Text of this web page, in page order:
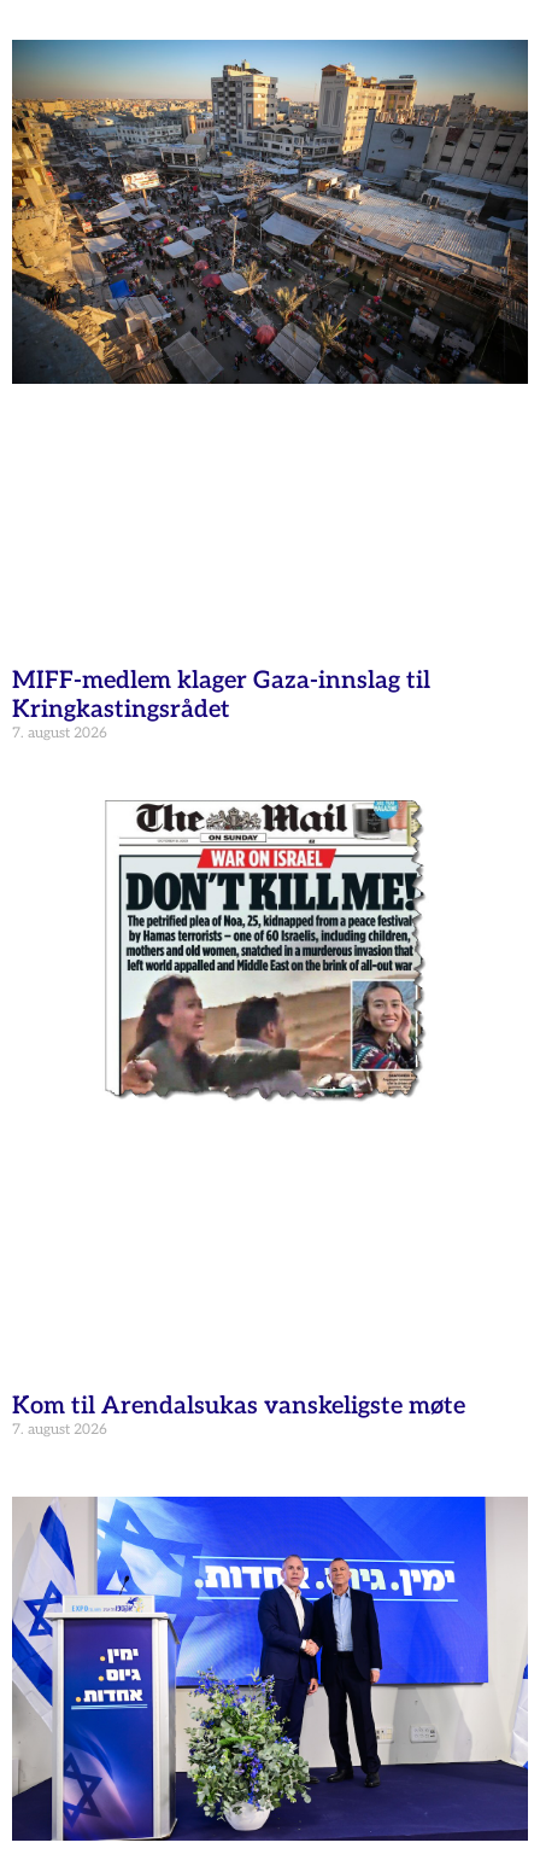
MIFF-medlem klager Gaza-innslag til
Kringkastingsrådet
7. august 2026
Kom til Arendalsukas vanskeligste møte
7. august 2026